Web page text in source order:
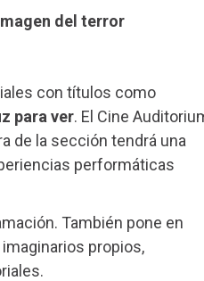
del terror
con títulos como
para ver. El Cine
de la sección tendrá una
performáticas
También pone en
propios,